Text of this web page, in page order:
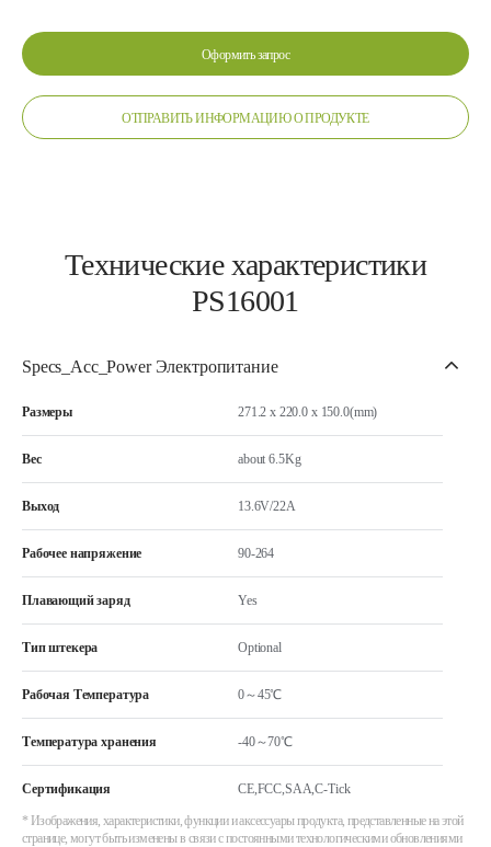
Оформить запрос
ОТПРАВИТЬ ИНФОРМАЦИЮ О ПРОДУКТЕ
Технические характеристики
PS16001
Specs_Acc_Power Электропитание
Размеры 271.2 x 220.0 x 150.0(mm)
Вес about 6.5Kg
Выход 13.6V/22A
Рабочее напряжение 90-264
Плавающий заряд Yes
Тип штекера Optional
Рабочая Температура 0～45℃
Температура хранения -40～70℃
Сертификация CE,FCC,SAA,C-Tick
* Изображения, характеристики, функции и аксессуары продукта, представленные на этой
странице, могут быть изменены в связи с постоянными технологическими обновлениями